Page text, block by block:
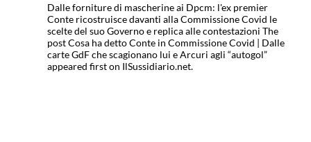
Dalle forniture di mascherine ai Dpcm: l'ex premier
Conte ricostruisce davanti alla Commissione Covid le
scelte del suo Governo e replica alle contestazioni The
post Cosa ha detto Conte in Commissione Covid | Dalle
carte GdF che scagionano lui e Arcuri agli “autogol”
appeared first on IlSussidiario.net.